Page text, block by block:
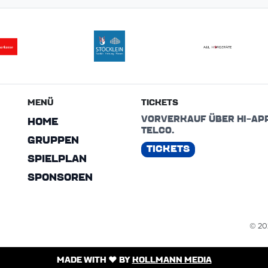
MENÜ
HOME
GRUPPEN
SPIELPLAN
SPONSOREN
TICKETS
VORVERKAUF ÜBER HI-
TELCO.
TICKETS
©
MADE WITH ❤️ BY KOLLMANN MEDIA